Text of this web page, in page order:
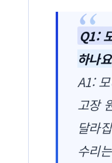
Q1:
하나
A1:
고장
달라
수리